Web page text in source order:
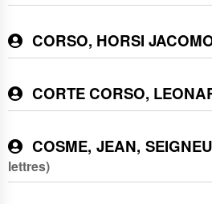
CORSO, HORSI
CORTE CORSO,
COSME, JEAN,
lettres)